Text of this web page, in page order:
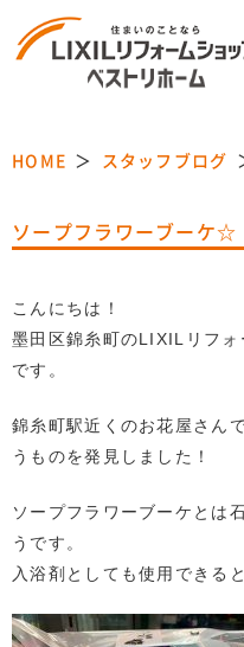
HOME スタッフブログ
ソープフラワーブーケ☆
こんにちは！
墨田区錦糸町のLIXILリフ
です。
錦糸町駅近くのお花屋さん
うものを発見しました！
ソープフラワーブーケとは
うです。
入浴剤としても使用できる